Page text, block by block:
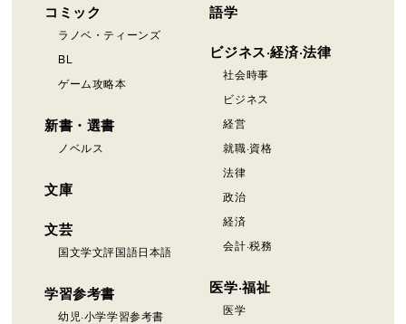
コミック
ラノベ・ティーンズ
BL
ゲーム攻略本
新書・選書
ノベルス
文庫
文芸
国文学文評国語日本語
学習参考書
幼児·小学学習参考書
語学
ビジネス·経済·法律
社会時事
ビジネス
経営
就職·資格
法律
政治
経済
会計·税務
医学·福祉
医学